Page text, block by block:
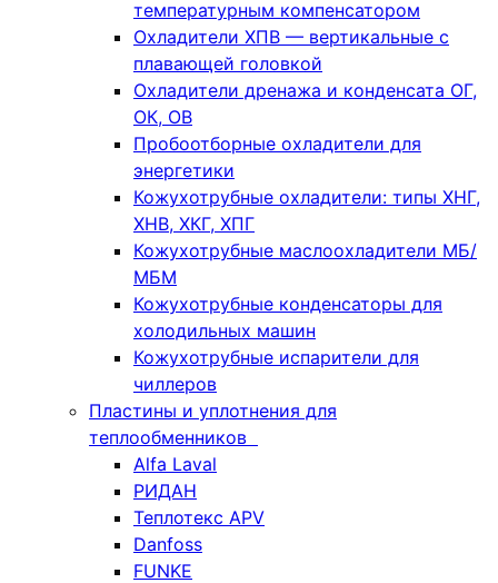
температурным компенсатором
Охладители ХПВ — вертикальные с
плавающей головкой
Охладители дренажа и конденсата ОГ,
ОК, ОВ
Пробоотборные охладители для
энергетики
Кожухотрубные охладители: типы ХНГ,
ХНВ, ХКГ, ХПГ
Кожухотрубные маслоохладители МБ/
МБМ
Кожухотрубные конденсаторы для
холодильных машин
Кожухотрубные испарители для
чиллеров
Пластины и уплотнения для
теплообменников
Alfa Laval
РИДАН
Теплотекс APV
Danfoss
FUNKE